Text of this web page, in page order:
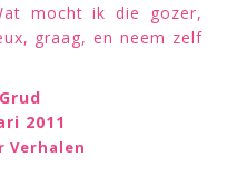
mocht ik die gozer,
graag, en neem zelf
2011
Verhalen